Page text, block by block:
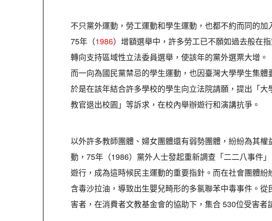
不只黨外運動，勞工運動和學生運動，也都不約而同的加
75年（1986）增額選舉中，許多勞工已不願如過去般在
轉向支持區域性立法委員選舉，使該年的黨外選票大增。
而一向為國民黨禁忌的學生運動，也因臺灣大學學生集
於是在該年結合許多學校的學生向立法院請願，提出「
教官退出校園」等訴求，在校內舉辦遊行和演講抗爭。
以外許多教師團體、婦女團體還有弱勢團體，紛紛為其
動，75年（1986）黨外人士發起重新調查「二二八事件
遊行，成為這時候民主運動的重要指針。而在社會團體
含毒沙拉油，導致出生嬰兒畸形的多氯聯苯中毒事件。
害者，在消費者文教基金會的協助下，集合 530位受害者